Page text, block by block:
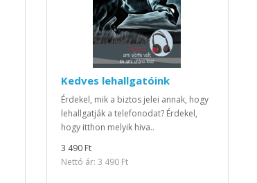
Kedves lehallgatóink
Érdekel, mik a biztos jelei annak, hogy
lehallgatják a telefonodat? Érdekel,
hogy itthon melyik hiva..
3 490 Ft
Nettó ár: 3 490 Ft